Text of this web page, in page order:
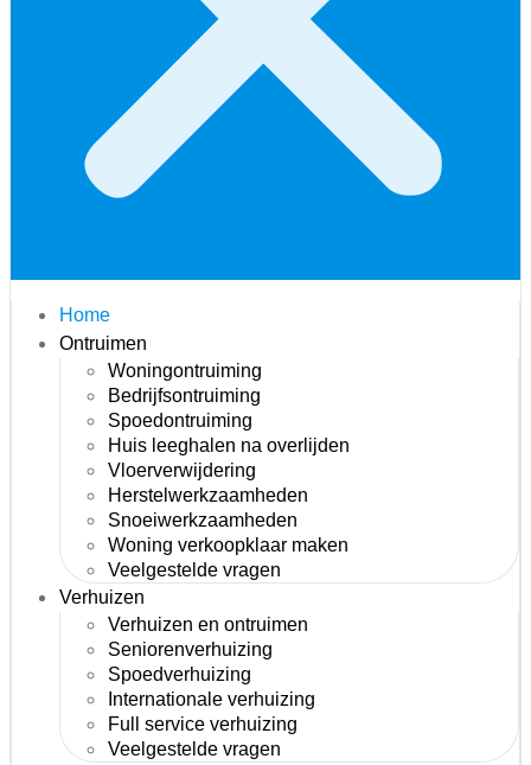
Home
Ontruimen
Woningontruiming
Bedrijfsontruiming
Spoedontruiming
Huis leeghalen na overlijden
Vloerverwijdering
Herstelwerkzaamheden
Snoeiwerkzaamheden
Woning verkoopklaar maken
Veelgestelde vragen
Verhuizen
Verhuizen en ontruimen
Seniorenverhuizing
Spoedverhuizing
Internationale verhuizing
Full service verhuizing
Veelgestelde vragen